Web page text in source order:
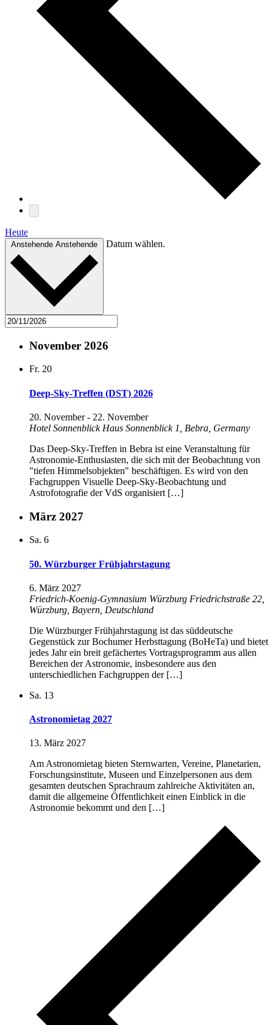
Heute
Anstehende Anstehende Datum wählen.
November 2026
Fr. 20
Deep-Sky-Treffen (DST) 2026
20. November- 22. November
Hotel Sonnenblick Haus Sonnenblick 1, Bebra, Germany
Das Deep-Sky-Treffen in Bebra ist eine Veranstaltung für
Astronomie-Enthusiasten, die sich mit der Beobachtung von
"tiefen Himmelsobjekten" beschäftigen. Es wird von den
Fachgruppen Visuelle Deep-Sky-Beobachtung und
Astrofotografie der VdS organisiert […]
März 2027
Sa. 6
50. Würzburger Frühjahrstagung
6. März 2027
Friedrich-Koenig-Gymnasium Würzburg Friedrichstraße 22,
Würzburg, Bayern, Deutschland
Die Würzburger Frühjahrstagung ist das süddeutsche
Gegenstück zur Bochumer Herbsttagung (BoHeTa) und bietet
jedes Jahr ein breit gefächertes Vortragsprogramm aus allen
Bereichen der Astronomie, insbesondere aus den
unterschiedlichen Fachgruppen der […]
Sa. 13
Astronomietag 2027
13. März 2027
Am Astronomietag bieten Sternwarten, Vereine, Planetarien,
Forschungsinstitute, Museen und Einzelpersonen aus dem
gesamten deutschen Sprachraum zahlreiche Aktivitäten an,
damit die allgemeine Öffentlichkeit einen Einblick in die
Astronomie bekommt und den […]